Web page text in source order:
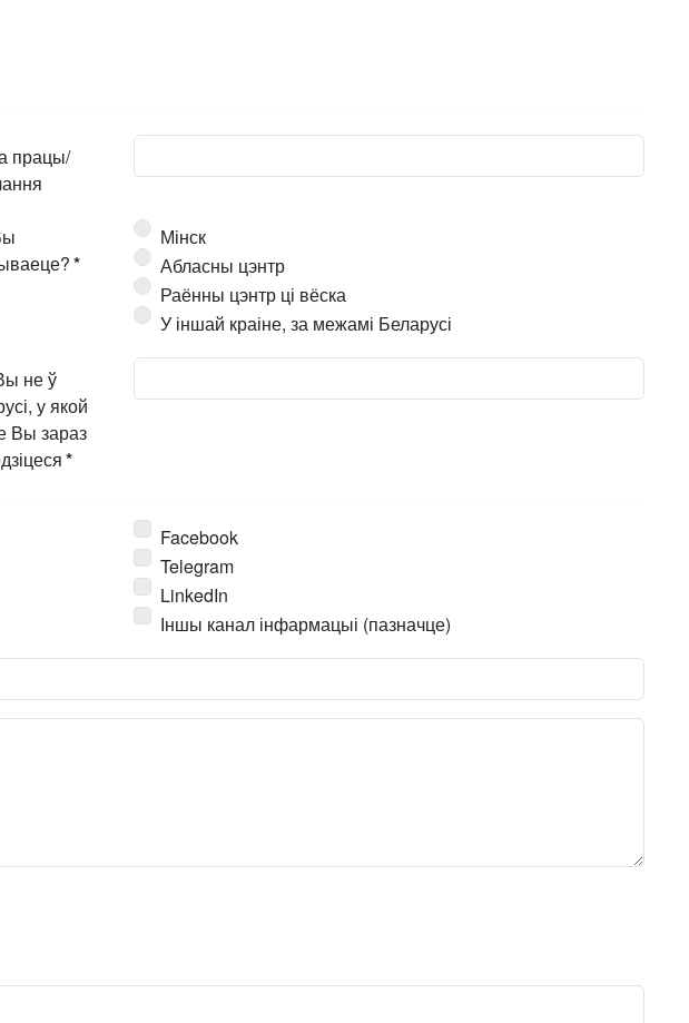
працы/
*
Мінск
Абласны цэнтр
Раённы цэнтр ці вёска
У іншай краіне, за межамі Беларусі
не ў
у якой
Вы зараз
*
Facebook
Telegram
LinkedIn
Іншы канал інфармацыі (пазначце)